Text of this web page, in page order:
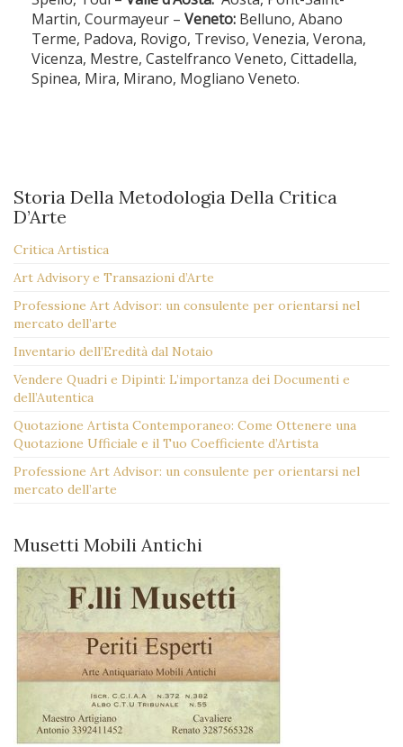
Martin, Courmayeur – Veneto: Belluno, Abano
Terme, Padova, Rovigo, Treviso, Venezia, Verona,
Vicenza, Mestre, Castelfranco Veneto, Cittadella,
Spinea, Mira, Mirano, Mogliano Veneto.
Storia Della Metodologia Della Critica
D’Arte
Critica Artistica
Art Advisory e Transazioni d’Arte
Professione Art Advisor: un consulente per orientarsi nel
mercato dell’arte
Inventario dell’Eredità dal Notaio
Vendere Quadri e Dipinti: L’importanza dei Documenti e
dell’Autentica
Quotazione Artista Contemporaneo: Come Ottenere una
Quotazione Ufficiale e il Tuo Coefficiente d’Artista
Professione Art Advisor: un consulente per orientarsi nel
mercato dell’arte
Musetti Mobili Antichi